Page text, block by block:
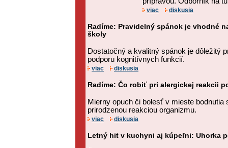
viac diskusia
Radíme: Pravidelný spánok je vhodné
školy
Dostatočný a kvalitný spánok je dôležitý
podporu kognitívnych funkcií.
viac diskusia
Radíme: Čo robiť pri alergickej reakcii
Mierny opuch či bolesť v mieste bodnutia
prirodzenou reakciou organizmu.
viac diskusia
Letný hit v kuchyni aj kúpeľni: Uhorka